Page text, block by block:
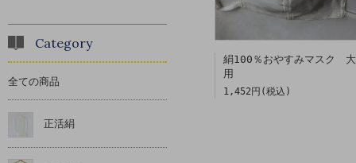
絹100％おやすみマスク
用
1,452円(税込)
Category
全ての商品
正活絹